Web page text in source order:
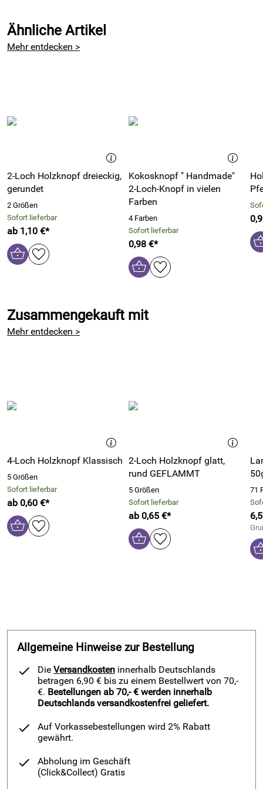
Tasche passen.Vielen Dank
Kaufdatum: 28.04.2013
Ähnliche Artikel
Mehr entdecken >
2-Loch Holzknopf dreieckig,
gerundet
2 Größen
Sofort lieferbar
ab 1,10 €*
Kokosknopf " Handmade"
2-Loch-Knopf in vielen
Farben
4 Farben
Sofort lieferbar
0,98 €*
Zusammengekauft mit
Mehr entdecken >
4-Loch Holzknopf Klassisch
5 Größen
Sofort lieferbar
ab 0,60 €*
2-Loch Holzknopf glatt,
rund GEFLAMMT
5 Größen
Sofort lieferbar
ab 0,65 €*
71
Allgemeine Hinweise zur Bestellung
Die Versandkosten innerhalb Deutschlands
betragen 6,90 € bis zu einem Bestellwert von 70,-
€. Bestellungen ab 70,- € werden innerhalb
Deutschlands versandkostenfrei geliefert.
Auf Vorkassebestellungen wird 2% Rabatt
gewährt.
Abholung im Geschäft
(Click&Collect) Gratis